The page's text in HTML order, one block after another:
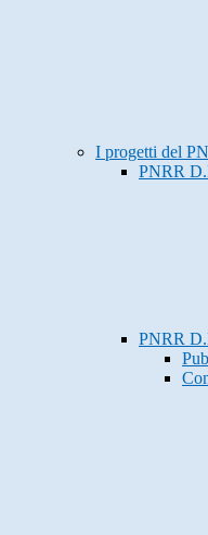
I progetti del
PNRR
PNRR